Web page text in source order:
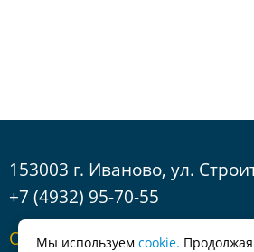
153003 г. Иваново, ул.
+7 (4932) 95-70-55
Обратная связь
Мы используем cookie.